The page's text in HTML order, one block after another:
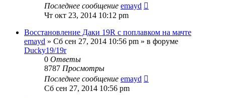
Последнее сообщение emayd
Чт окт 23, 2014 10:12 pm
Восстановление Даки 19R с поплавком на мачте
emayd » Сб сен 27, 2014 10:56 pm » в форуме
Ducky19/19r
0 Ответы
8787 Просмотры
Последнее сообщение emayd
Сб сен 27, 2014 10:56 pm